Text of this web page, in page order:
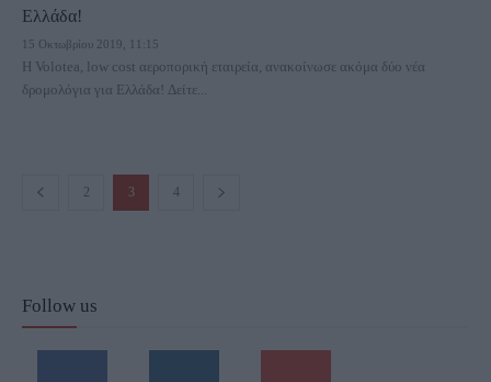
Ελλάδα!
15 Οκτωβρίου 2019, 11:15
Η Volotea, low cost αεροπορική εταιρεία, ανακοίνωσε ακόμα δύο νέα
δρομολόγια για Ελλάδα! Δείτε...
2 3 4
Follow us